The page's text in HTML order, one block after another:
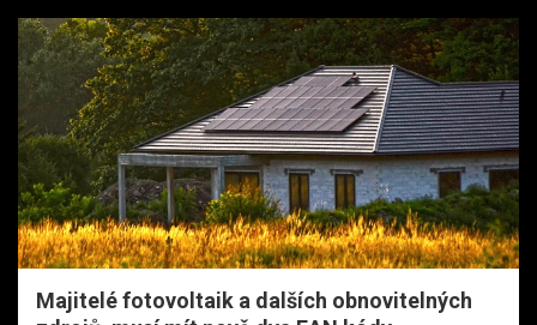
Majitelé fotovoltaik a dalších obnovitelných